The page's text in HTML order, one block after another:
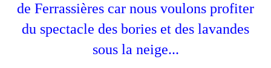
de Ferrassières car nous voulons profiter
du spectacle des bories et des lavandes
sous la neige...